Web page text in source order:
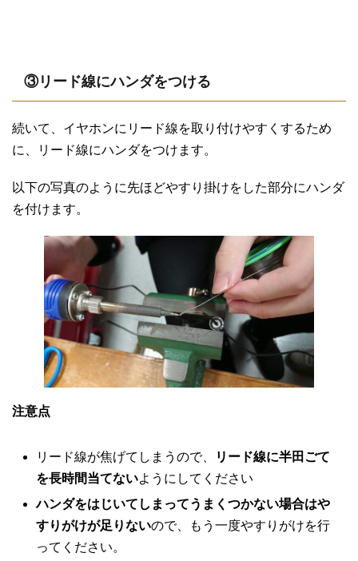
③リード線にハンダをつける
続いて、イヤホンにリード線を取り付けやすくするため
に、リード線にハンダをつけます。
以下の写真のように先ほどやすり掛けをした部分にハンダ
を付けます。
注意点
リード線が焦げてしまうので、
リード線に半田ごて
を長時間当てないようにしてください
ハンダをはじいてしまってうまくつかない場合はや
すりがけが足りないので、もう一度やすりがけを行
ってください。